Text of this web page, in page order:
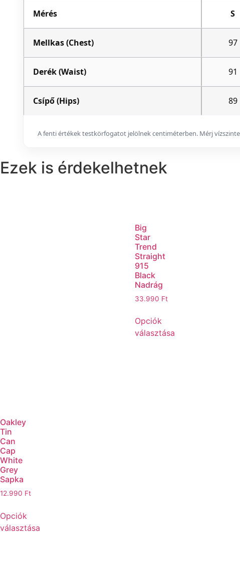
Mérés S
Mellkas (Chest) 97
Derék (Waist) 91
Csípő (Hips) 89
A fenti értékek testkörfogatot jelölnek centiméterben. Mérj
Ezek is érdekelhetnek
Big
Star
Trend
Straight
915
Black
Nadrág
33.990 Ft
Opciók
választása
Oakley
Tin
Can
Cap
White
Grey
Sapka
12.990 Ft
Opciók
választása